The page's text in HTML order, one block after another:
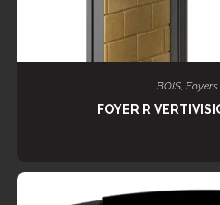
LIRE LA
BOIS,
FOYER R